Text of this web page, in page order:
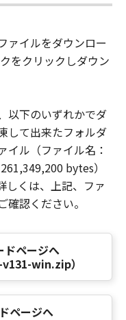
ァイルをダウンロー
をクリックしダウン
以下のいずれかでダ
して出来たフォルダ
イル（ファイル名：
bytes）
しくは、上記、ファ
認ください。
ページへ
win.zip）
ページへ